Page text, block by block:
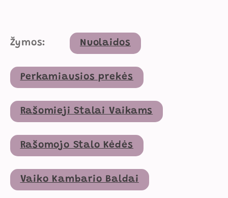
Žymos: Nuolaidos
Perkamiausios prekės
Rašomieji Stalai Vaikams
Rašomojo Stalo Kėdės
Vaiko Kambario Baldai